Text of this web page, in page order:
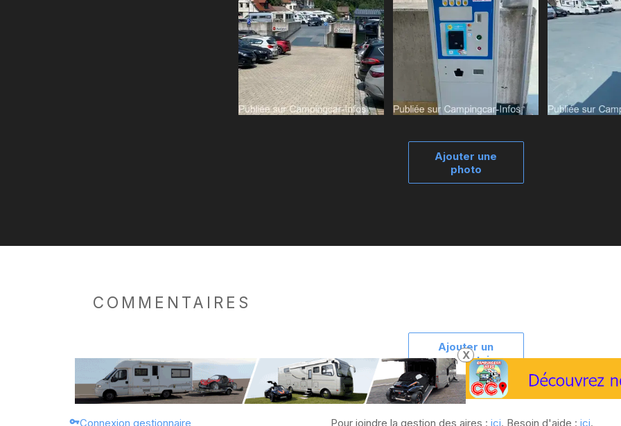
X
Ajouter une
photo
COMMENTAIRES
Ajouter un
commentaire
Pour joindre la gestion des aires : ici. Besoin d'aide : ici.
Connexion gestionnaire